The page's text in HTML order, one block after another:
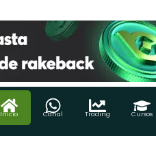
Inicio Canal Trading Cursos